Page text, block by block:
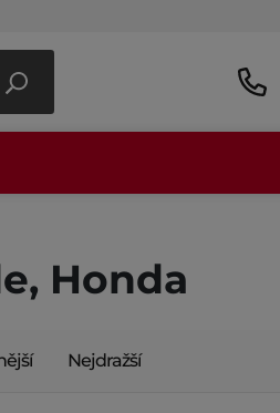
Honda
Nejdražší